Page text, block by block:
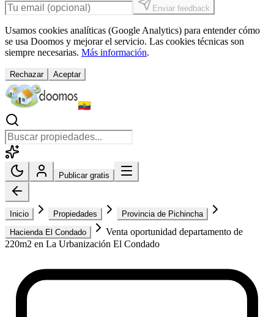
Enviar feedback
Usamos cookies analíticas (Google Analytics) para entender cómo
se usa Doomos y mejorar el servicio. Las cookies técnicas son
siempre necesarias. Más información.
Rechazar Aceptar
Publicar gratis
Inicio Propiedades
Provincia de Pichincha
Hacienda El Condado
Venta oportunidad departamento de
220m2 en La Urbanización El Condado